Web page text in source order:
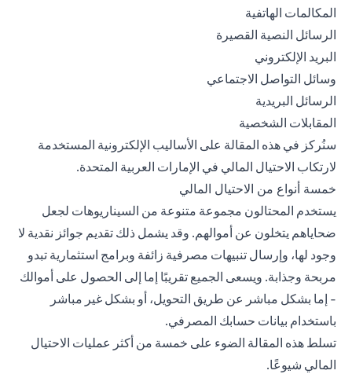
المكالمات الهاتفية
الرسائل النصية القصيرة
البريد الإلكتروني
وسائل التواصل الاجتماعي
الرسائل البريدية
المقابلات الشخصية
سنُركز في هذه المقالة على الأساليب الإلكترونية المستخدمة
لارتكاب الاحتيال المالي في الإمارات العربية المتحدة.
خمسة أنواع من الاحتيال المالي
يستخدم المحتالون مجموعة متنوعة من السيناريوهات لجعل
ضحاياهم يتخلون عن أموالهم. وقد يشمل ذلك تقديم جوائز نقدية لا
وجود لها، وإرسال تنبيهات مصرفية زائفة وبرامج استثمارية تبدو
مربحة وجذابة. ويسعى الجميع تقريبًا إما إلى الحصول على أموالك
- إما بشكل مباشر عن طريق التحويل، أو بشكل غير مباشر
باستخدام بيانات حسابك المصرفي.
تسلط هذه المقالة الضوء على خمسة من أكثر عمليات الاحتيال
المالي شيوعًا.